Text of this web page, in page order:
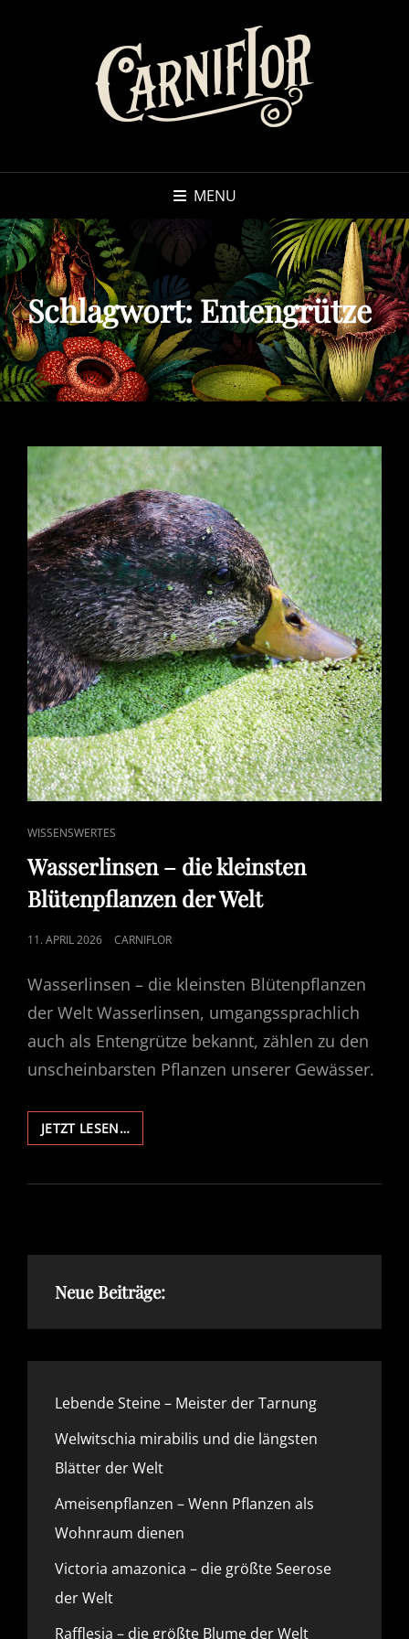
MENU
Schlagwort:Entengrütze
CAT
LINKS
WISSENSWERTES
Wasserlinsen – die kleinsten
Blütenpflanzen der Welt
POSTED
11. APRIL 2026 CARNIFLOR
Wasserlinsen – die kleinsten Blütenpflanzen
der Welt Wasserlinsen, umgangssprachlich
auch als Entengrütze bekannt, zählen zu den
unscheinbarsten Pflanzen unserer Gewässer.
JETZT LESEN…WASSERLINSEN
–
KLEINSTEN
Neue Beiträge:
Lebende Steine – Meister der Tarnung
Welwitschia mirabilis und die längsten
Blätter der Welt
Ameisenpflanzen – Wenn Pflanzen als
Wohnraum dienen
Victoria amazonica – die größte Seerose
der Welt
Rafflesia – die größte Blume der Welt